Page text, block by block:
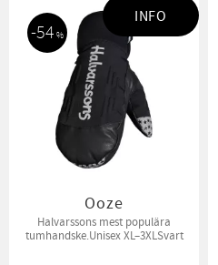
Ooze
Halvarssons mest populära
tumhandske.Unisex XL–3XLSvart
54 %
INFO